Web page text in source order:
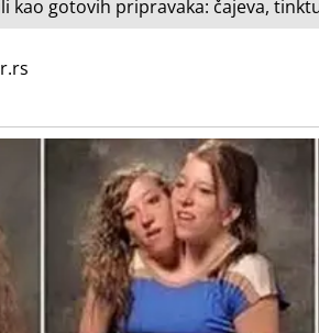
kao gotovih pripravaka: čajeva,